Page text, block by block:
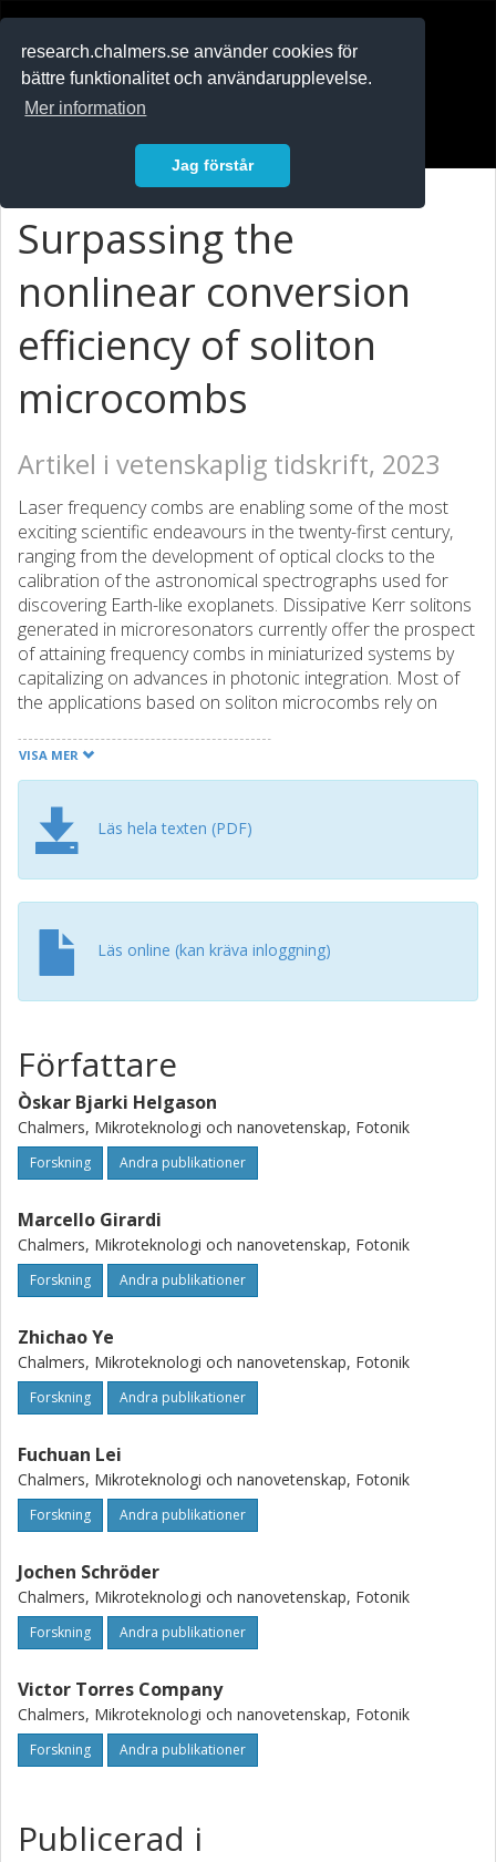
research.chalmers.se använder cookies för
bättre funktionalitet och användarupplevelse.
Mer information
Jag förstår
Surpassing the
nonlinear conversion
efficiency of soliton
microcombs
Artikel i vetenskaplig tidskrift, 2023
Laser frequency combs are enabling some of the most
exciting scientific endeavours in the twenty-first century,
ranging from the development of optical clocks to the
calibration of the astronomical spectrographs used for
discovering Earth-like exoplanets. Dissipative Kerr solitons
generated in microresonators currently offer the prospect
of attaining frequency combs in miniaturized systems by
capitalizing on advances in photonic integration. Most of
the applications based on soliton microcombs rely on
a microresonator engineered to display anomalous
dispersion. In this configuration, however, nonlinear
solitons with high power conversion efficiency, with typical
comb powers amounting to ~1% of the available laser
power. Here we demonstrate that this fundamental
limitation can be overcome by inducing a controllable
Experimentally, we realize this shift using two linearly
coupled anomalous-dispersion microresonators, resulting
in a coherent dissipative Kerr soliton with a conversion
configuration and find vastly modified characteristics. By
optimizing the microcomb power available on-chip, these
results facilitate the practical implementation of a scalable
integrated photonic architecture for energy-efficient
applications.
VISA MER
Läs hela texten (PDF)
Läs online (kan kräva inloggning)
Författare
Òskar Bjarki Helgason
Chalmers, Mikroteknologi och nanovetenskap, Fotonik
Forskning Andra publikationer
Marcello Girardi
Chalmers, Mikroteknologi och nanovetenskap, Fotonik
Forskning Andra publikationer
Zhichao Ye
Chalmers, Mikroteknologi och nanovetenskap, Fotonik
Forskning Andra publikationer
Fuchuan Lei
Chalmers, Mikroteknologi och nanovetenskap, Fotonik
Forskning Andra publikationer
Jochen Schröder
Chalmers, Mikroteknologi och nanovetenskap, Fotonik
Forskning Andra publikationer
Victor Torres Company
Chalmers, Mikroteknologi och nanovetenskap, Fotonik
Forskning Andra publikationer
Publicerad i